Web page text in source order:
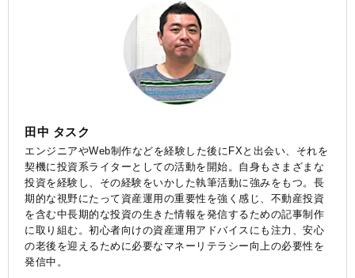
田中 タスク
エンジニアやWeb制作などを経験した後にFXと出会い、それを
契機に投資系ライターとしての活動を開始。自身もさまざまな
投資を経験し、その経験をいかした執筆活動に強みをもつ。長
期的な視野にたって資産運用の重要性を強く感じ、不動産投資
を含む中長期的な投資の生きた情報を発信するための記事制作
に取り組む。初心者向けの資産運用アドバイスにも注力、安心
の老後を迎えるために必要なマネーリテラシー向上の必要性を
発信中。